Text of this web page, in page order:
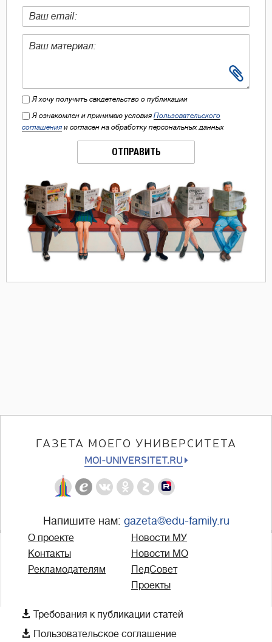
Я хочу получить свидетельство о публикации
Я ознакомлен и принимаю условия Пользовательского
соглашения и согласен на обработку персональных данных
ОТПРАВИТЬ
ГАЗЕТА МОЕГО УНИВЕРСИТЕТА
MOI-UNIVERSITET.RU
Напишите нам: gazeta@edu-family.ru
О проекте
Контакты
Рекламодателям
Новости МУ
Новости МО
ПедСовет
Проекты
 Требования к публикации статей
 Пользовательское соглашение